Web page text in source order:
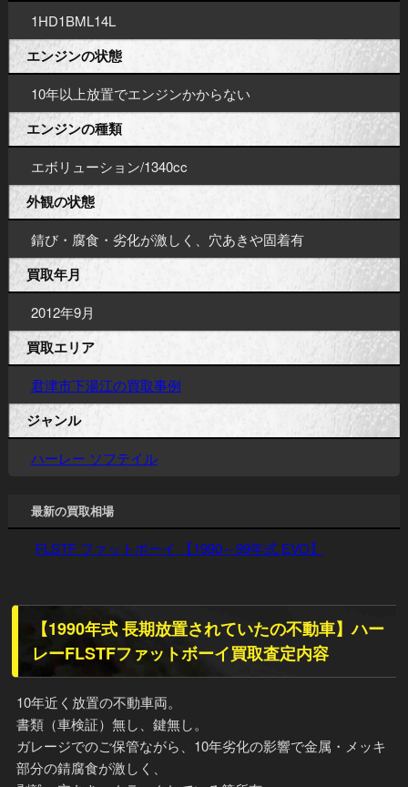
1HD1BML14L
エンジンの状態
10年以上放置でエンジンかからない
エンジンの種類
エボリューション/1340cc
外観の状態
錆び・腐食・劣化が激しく、穴あきや固着有
買取年月
2012年9月
買取エリア
君津市下湯江の買取事例
ジャンル
ハーレー ソフテイル
最新の買取相場
FLSTF ファットボーイ 【1990～99年式 EVO】
【1990年式 長期放置されていたの不動車】ハー
レーFLSTFファットボーイ買取査定内容
10年近く放置の不動車両。
書類（車検証）無し、鍵無し。
ガレージでのご保管ながら、10年劣化の影響で金属・メッキ
部分の錆腐食が激しく、